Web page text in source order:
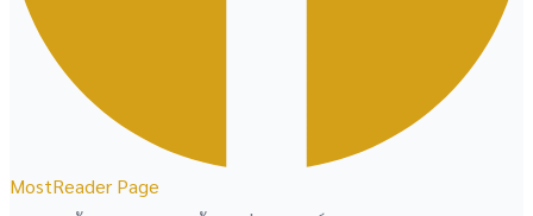
MostReader Page